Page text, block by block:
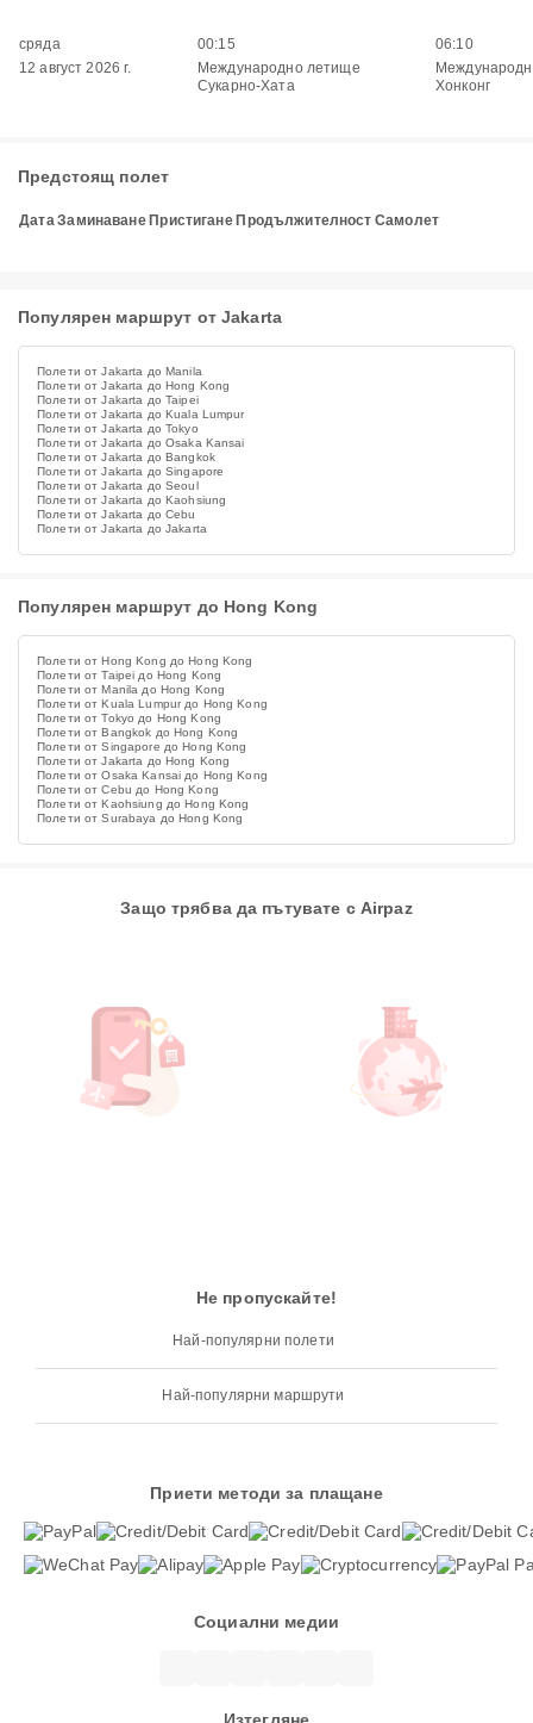
сряда
12 август 2026 г.
00:15
Международно летище
Сукарно-Хата
06:10
Хонконг
Предстоящ полет
ДатаЗаминаване Пристигане Продължителност Самолет
Популярен маршрут от Jakarta
Полети от Jakarta до Manila
Полети от Jakarta до Hong Kong
Полети от Jakarta до Taipei
Полети от Jakarta до Kuala Lumpur
Полети от Jakarta до Tokyo
Полети от Jakarta до Osaka Kansai
Полети от Jakarta до Bangkok
Полети от Jakarta до Singapore
Полети от Jakarta до Seoul
Полети от Jakarta до Kaohsiung
Полети от Jakarta до Cebu
Полети от Jakarta до Jakarta
Популярен маршрут до Hong Kong
Полети от Hong Kong до Hong Kong
Полети от Taipei до Hong Kong
Полети от Manila до Hong Kong
Полети от Kuala Lumpur до Hong Kong
Полети от Tokyo до Hong Kong
Полети от Bangkok до Hong Kong
Полети от Singapore до Hong Kong
Полети от Jakarta до Hong Kong
Полети от Osaka Kansai до Hong Kong
Полети от Cebu до Hong Kong
Полети от Kaohsiung до Hong Kong
Полети от Surabaya до Hong Kong
Защо трябва да пътувате с Airpaz
Не пропускайте!
Най-популярни полети
Най-популярни маршрути
Приети методи за плащане
Социални медии